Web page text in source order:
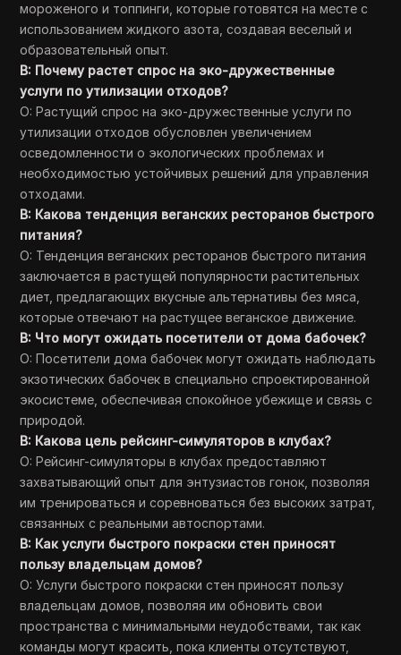
мороженого и топпинги, которые готовятся на месте с
использованием жидкого азота, создавая веселый и
образовательный опыт.
В: Почему растет спрос на эко-дружественные
услуги по утилизации отходов?
О: Растущий спрос на эко-дружественные услуги по
утилизации отходов обусловлен увеличением
осведомленности о экологических проблемах и
необходимостью устойчивых решений для управления
отходами.
В: Какова тенденция веганских ресторанов быстрого
питания?
О: Тенденция веганских ресторанов быстрого питания
заключается в растущей популярности растительных
диет, предлагающих вкусные альтернативы без мяса,
которые отвечают на растущее веганское движение.
В: Что могут ожидать посетители от дома бабочек?
О: Посетители дома бабочек могут ожидать наблюдать
экзотических бабочек в специально спроектированной
экосистеме, обеспечивая спокойное убежище и связь с
природой.
В: Какова цель рейсинг-симуляторов в клубах?
О: Рейсинг-симуляторы в клубах предоставляют
захватывающий опыт для энтузиастов гонок, позволяя
им тренироваться и соревноваться без высоких затрат,
связанных с реальными автоспортами.
В: Как услуги быстрого покраски стен приносят
пользу владельцам домов?
О: Услуги быстрого покраски стен приносят пользу
владельцам домов, позволяя им обновить свои
пространства с минимальными неудобствами, так как
команды могут красить, пока клиенты отсутствуют,